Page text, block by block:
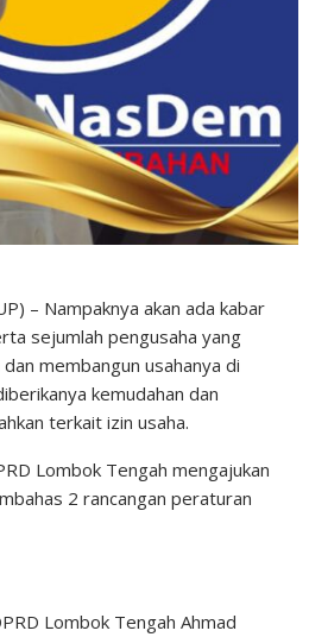
– Nampaknya akan ada kabar
sejumlah pengusaha yang
membangun usahanya di
kemudahan dan
terkait izin usaha.
Lombok Tengah mengajukan
2 rancangan peraturan
Lombok Tengah Ahmad